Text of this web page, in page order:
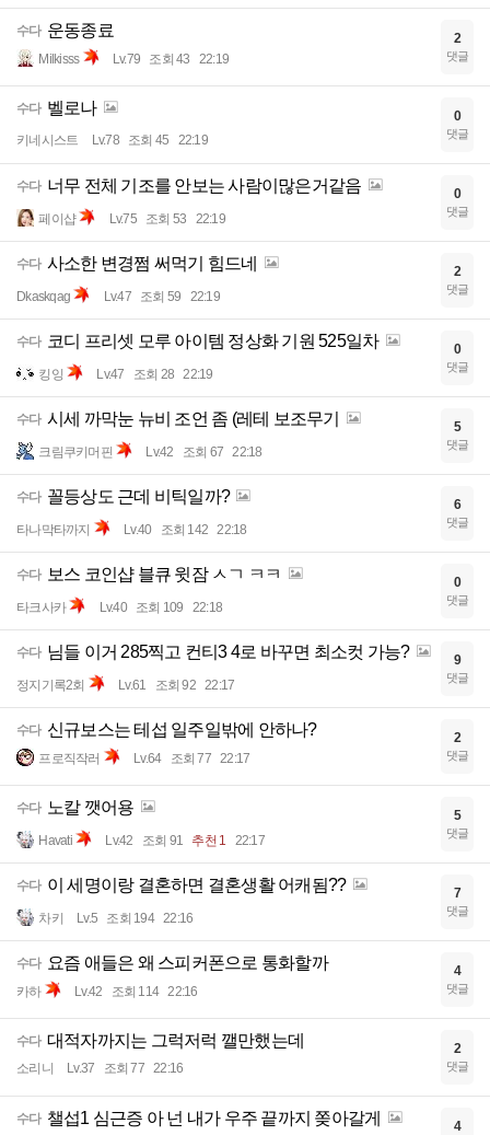
수다 운동종료
Milkisss Lv.79 조회 43 22:19
2
댓글
수다 벨로나
키네시스트 Lv.78 조회 45 22:19
0
댓글
수다 너무 전체 기조를 안보는 사람이많은거같음
페이샵 Lv.75 조회 53 22:19
0
댓글
수다 사소한 변경쩜 써먹기 힘드네
Dkaskqag Lv.47 조회 59 22:19
2
댓글
수다 코디 프리셋 모루 아이템 정상화 기원 525일차
킹잉 Lv.47 조회 28 22:19
0
댓글
수다 시세 까막눈 뉴비 조언 좀 (레테 보조무기
크림쿠키머핀 Lv.42 조회 67 22:18
5
댓글
수다 꼴등상도 근데 비틱일까?
타나막타까지 Lv.40 조회 142 22:18
6
댓글
수다 보스 코인샵 블큐 윗잠 ㅅㄱ ㅋㅋ
타크사카 Lv.40 조회 109 22:18
0
댓글
수다 님들 이거 285찍고 컨티3 4로 바꾸면 최소컷 가능?
정지기록2회 Lv.61 조회 92 22:17
9
댓글
수다 신규보스는 테섭 일주일밖에 안하나?
프로직작러 Lv.64 조회 77 22:17
2
댓글
수다 노칼 깻어용
Havati Lv.42 조회 91 추천 1 22:17
5
댓글
수다 이 세명이랑 결혼하면 결혼생활 어캐됨??
차키 Lv.5 조회 194 22:16
7
댓글
수다 요즘 애들은 왜 스피커폰으로 통화할까
카하 Lv.42 조회 114 22:16
4
댓글
수다 대적자까지는 그럭저럭 깰만했는데
소리니 Lv.37 조회 77 22:16
2
댓글
수다 챌섭1 심근증 아 넌 내가 우주 끝까지 쫒아갈게 4